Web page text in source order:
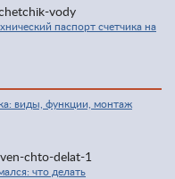
паспорт счетчика на
виды, функции, монтаж
что делать